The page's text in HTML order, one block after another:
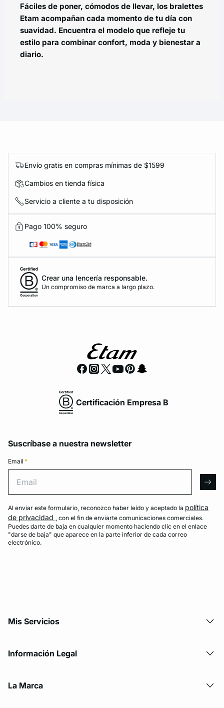
Fáciles de poner, cómodos de llevar, los bralettes
Etam acompañan cada momento de tu día con
suavidad. Encuentra el modelo que refleje tu
estilo para combinar confort, moda y bienestar a
diario.
Envío gratis en compras mínimas de $1599
Cambios en tienda física
Servicio a cliente a tu disposición
Pago 100% seguro
Crear una lencería responsable.
Un compromiso de marca a largo plazo.
Certificación Empresa B
Suscríbase a nuestra newsletter
Email *
Al enviar este formulario, reconozco haber leído y aceptado la política
de privacidad , con el fin de enviarte comunicaciones comerciales.
Puedes darte de baja en cualquier momento haciendo clic en el enlace
"darse de baja" que aparece en la parte inferior de cada correo
electrónico.
Mis Servicios
Información Legal
La Marca